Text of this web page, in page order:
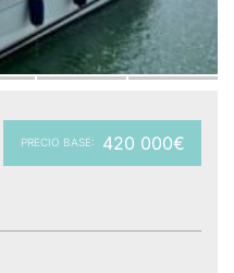
PRECIO BASE: 420 000€